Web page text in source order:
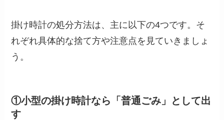
掛け時計の処分方法は、主に以下の4つです。そ
れぞれ具体的な捨て方や注意点を見ていきましょ
う。
①小型の掛け時計なら「普通ごみ」として出
す